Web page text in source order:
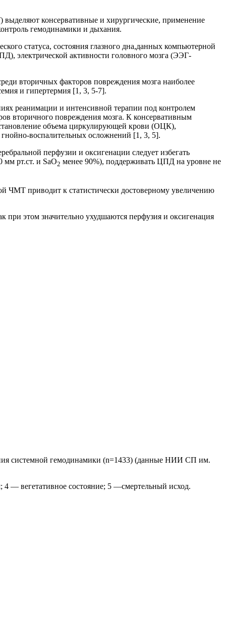
консервативные и хирургические, применение
гемодинамики и дыхания.
статуса, состояния глазного дна,данных компьютерной
электрической активности головного мозга (ЭЭГ-
вторичных факторов повреждения мозга наиболее
и гипертермия [1, 3, 5-7].
реанимации и интенсивной терапии под контролем
вторичного повреждения мозга. К консервативным
объема циркулирующей крови (ОЦК),
воспалительных осложнений [1, 3, 5].
перфузии и оксигенации следует избегать
мм рт.ст. и SaO2 менее 90%), поддерживать ЦПД на уровне не
ЧМТ приводит к статистически достоверному увеличению
при этом значительно ухудшаются перфузия и оксигенация
системной гемодинамики (n=1433) (данные НИИ СП им.
— вегетативное состояние; 5 —смертельный исход.